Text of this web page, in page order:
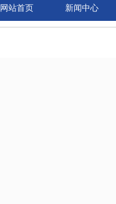
网站首页 新闻中心